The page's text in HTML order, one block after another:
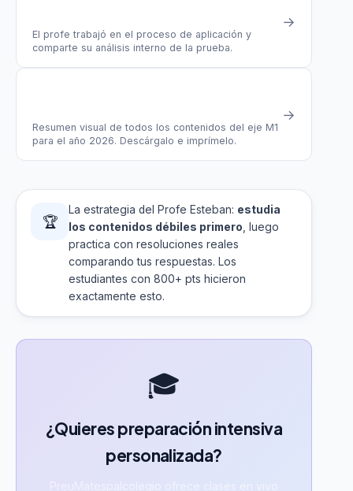
El profe trabajó en el proceso de aplicación y
comparte su análisis interno de la prueba.
→
Resumen visual de todos los contenidos del eje M1
para el año 2026. Descárgalo e imprímelo.
→
🏆
La estrategia del Profe Esteban: estudia
los contenidos débiles primero , luego
practica con resoluciones reales
comparando tus respuestas. Los
estudiantes con 800+ pts hicieron
exactamente esto.
🎓
¿Quieres preparación intensiva
personalizada?